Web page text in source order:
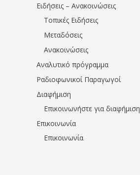
Ειδήσεις – Ανακοινώσεις
Τοπικές Ειδήσεις
Μεταδόσεις
Ανακοινώσεις
Αναλυτικό πρόγραμμα
Ραδιοφωνικοί Παραγωγοί
Διαφήμιση
Επικοινωνήστε για διαφήμιση
Επικοινωνία
Επικοινωνία